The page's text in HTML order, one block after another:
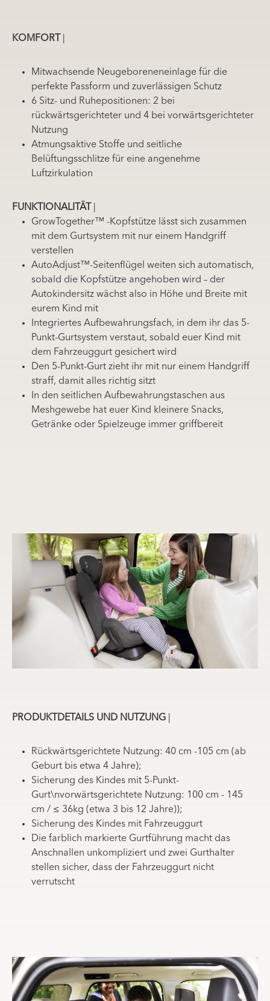
KOMFORT
Mitwachsende Neugeboreneneinlage für die
perfekte Passform und zuverlässigen Schutz
6 Sitz- und Ruhepositionen: 2 bei
rückwärtsgerichteter und 4 bei vorwärtsgerichteter
Nutzung
Atmungsaktive Stoffe und seitliche
Belüftungsschlitze für eine angenehme
Luftzirkulation
FUNKTIONALITÄT
GrowTogether™ -Kopfstütze lässt sich zusammen
mit dem Gurtsystem mit nur einem Handgriff
verstellen
AutoAdjust™-Seitenflügel weiten sich automatisch,
sobald die Kopfstütze angehoben wird – der
Autokindersitz wächst also in Höhe und Breite mit
eurem Kind mit
Integriertes Aufbewahrungsfach, in dem ihr das 5-
Punkt-Gurtsystem verstaut, sobald euer Kind mit
dem Fahrzeuggurt gesichert wird
Den 5-Punkt-Gurt zieht ihr mit nur einem Handgriff
straff, damit alles richtig sitzt
In den seitlichen Aufbewahrungstaschen aus
Meshgewebe hat euer Kind kleinere Snacks,
Getränke oder Spielzeuge immer griffbereit
PRODUKTDETAILS UND NUTZUNG
Rückwärtsgerichtete Nutzung: 40 cm -105 cm (ab
Geburt bis etwa 4 Jahre);
Sicherung des Kindes mit 5-Punkt-
Gurt\nvorwärtsgerichtete Nutzung: 100 cm - 145
cm / ≤ 36kg (etwa 3 bis 12 Jahre));
Sicherung des Kindes mit Fahrzeuggurt
Die farblich markierte Gurtführung macht das
Anschnallen unkompliziert und zwei Gurthalter
stellen sicher, dass der Fahrzeuggurt nicht
verrutscht